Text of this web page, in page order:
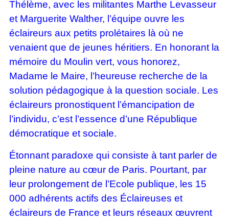
Thélème, avec les militantes Marthe Levasseur
et Marguerite Walther, l’équipe ouvre les
éclaireurs aux petits prolétaires là où ne
venaient que de jeunes héritiers. En honorant la
mémoire du Moulin vert, vous honorez,
Madame le Maire, l’heureuse recherche de la
solution pédagogique à la question sociale. Les
éclaireurs pronostiquent l’émancipation de
l’individu, c’est l’essence d’une République
démocratique et sociale.
Étonnant paradoxe qui consiste à tant parler de
pleine nature au cœur de Paris. Pourtant, par
leur prolongement de l’Ecole publique, les 15
000 adhérents actifs des Éclaireuses et
éclaireurs de France et leurs réseaux œuvrent